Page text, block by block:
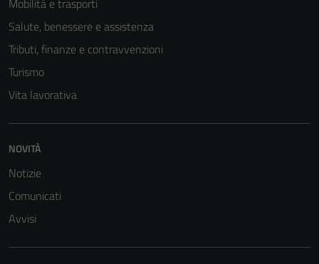
Mobilità e trasporti
Salute, benessere e assistenza
Tributi, finanze e contravvenzioni
Turismo
Vita lavorativa
NOVITÀ
Notizie
Comunicati
Avvisi